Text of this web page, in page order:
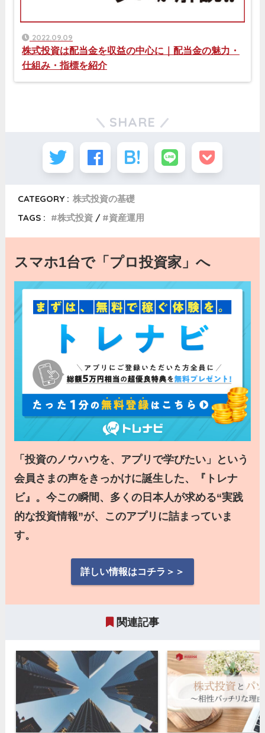
2022.09.09
株式投資は配当金を収益の中心に｜配当金の魅力・
仕組み・指標を紹介
SHARE
CATEGORY : 株式投資の基礎
TAGS :
株式投資 資産運用
スマホ1台で「プロ投資家」へ
「投資のノウハウを、アプリで学びたい」という
会員さまの声をきっかけに誕生した、『トレナ
ビ』。今この瞬間、多くの日本人が求める“実践
的な投資情報”が、このアプリに詰まっていま
す。
詳しい情報はコチラ＞＞
関連記事